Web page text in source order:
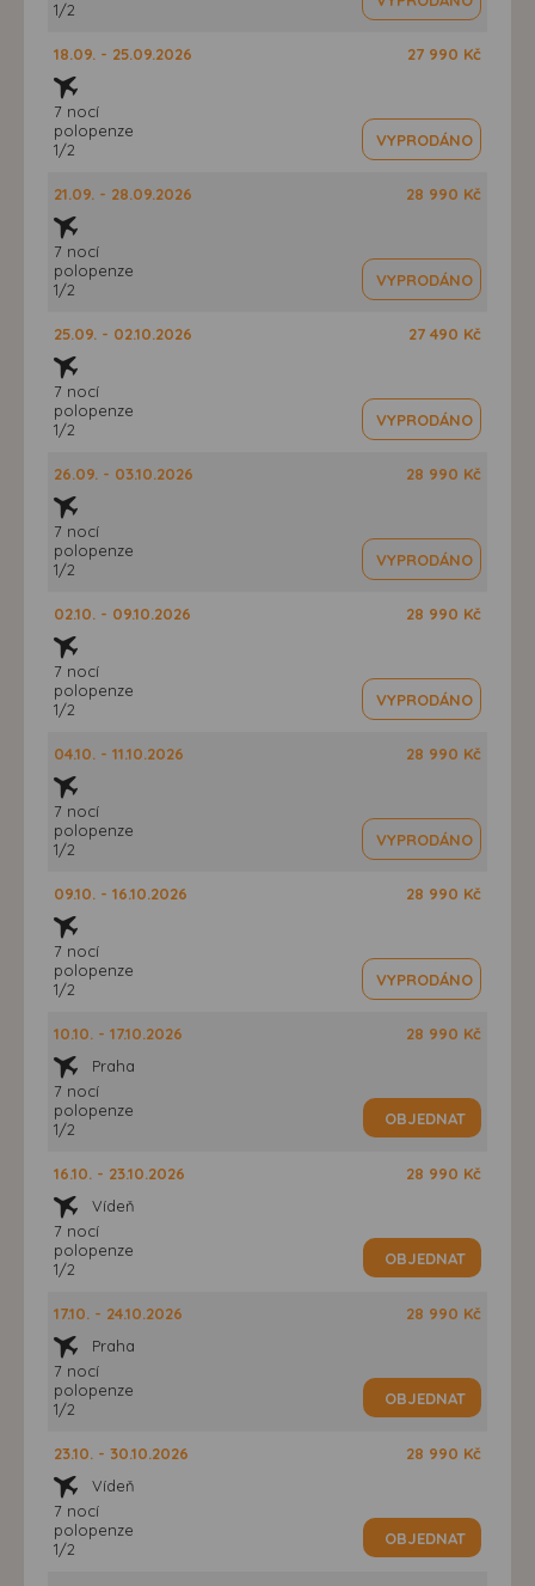
1/2
18.09. - 25.09.2026
7 nocí
polopenze
1/2
27 990 Kč
VYPRODÁNO
21.09. - 28.09.2026
7 nocí
polopenze
1/2
28 990 Kč
VYPRODÁNO
25.09. - 02.10.2026
7 nocí
polopenze
1/2
27 490 Kč
VYPRODÁNO
26.09. - 03.10.2026
7 nocí
polopenze
1/2
28 990 Kč
VYPRODÁNO
02.10. - 09.10.2026
7 nocí
polopenze
1/2
28 990 Kč
VYPRODÁNO
04.10. - 11.10.2026
7 nocí
polopenze
1/2
28 990 Kč
VYPRODÁNO
09.10. - 16.10.2026
7 nocí
polopenze
1/2
28 990 Kč
VYPRODÁNO
10.10. - 17.10.2026
Praha
7 nocí
polopenze
1/2
28 990 Kč
OBJEDNAT
16.10. - 23.10.2026
Vídeň
7 nocí
polopenze
1/2
28 990 Kč
OBJEDNAT
17.10. - 24.10.2026
Praha
7 nocí
polopenze
1/2
28 990 Kč
OBJEDNAT
23.10. - 30.10.2026
Vídeň
7 nocí
polopenze
1/2
28 990 Kč
OBJEDNAT